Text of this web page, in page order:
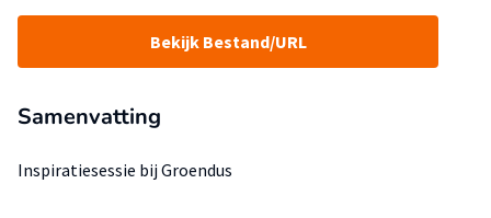
Bekijk Bestand/URL
Samenvatting
Inspiratiesessie bij Groendus